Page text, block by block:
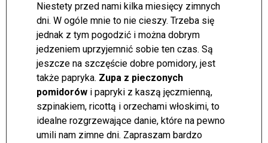
Niestety przed nami kilka miesięcy zimnych
dni. W ogóle mnie to nie cieszy. Trzeba się
jednak z tym pogodzić i można dobrym
jedzeniem uprzyjemnić sobie ten czas. Są
jeszcze na szczęście dobre pomidory, jest
także papryka. Zupa z pieczonych
pomidorów i papryki z kaszą jęczmienną,
szpinakiem, ricottą i orzechami włoskimi, to
idealne rozgrzewające danie, które na pewno
umili nam zimne dni. Zapraszam bardzo